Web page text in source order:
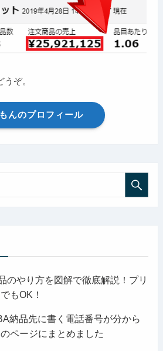
ぞ。
んのプロフィール
のやり方を図解で徹底解説！プリ
もOK！
納品先に書く電話番号が分から
ページにまとめました